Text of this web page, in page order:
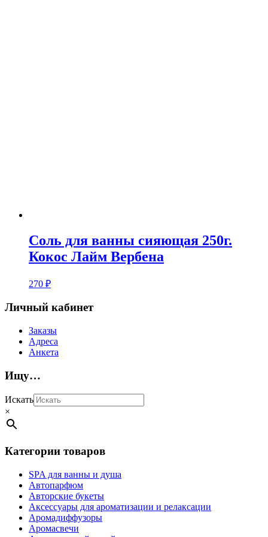
Соль для ванны сияющая 250г.
Кокос Лайм Вербена
270 ₽
Личный кабинет
Заказы
Адреса
Анкета
Ищу…
Искать
×
Категории товаров
SPA для ванны и душа
Автопарфюм
Авторские букеты
Аксессуары для ароматизации и релаксации
Аромадиффузоры
Аромасвечи